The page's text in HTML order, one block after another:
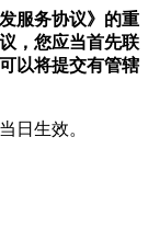
服务协议》的重
，您应当首先联
以将提交有管辖
日生效。